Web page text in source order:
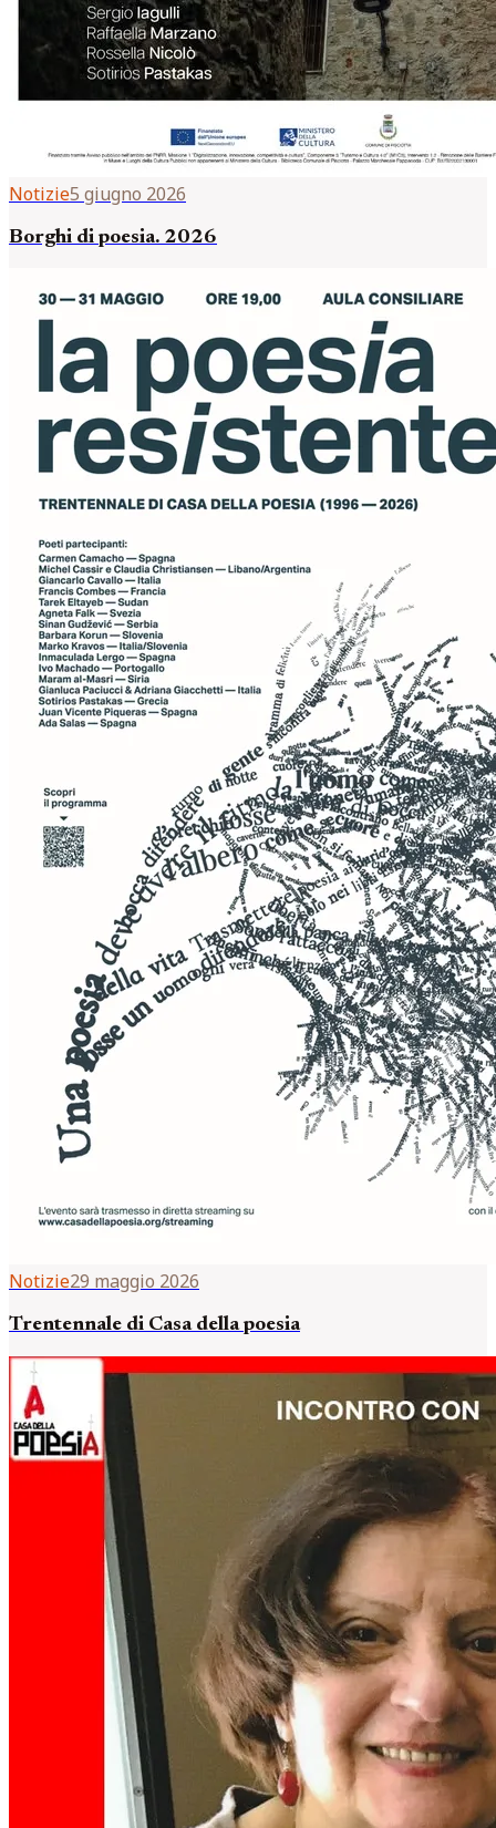
Notizie5 giugno 2026
Borghi di poesia. 2026
Notizie29 maggio 2026
Trentennale di Casa della poesia